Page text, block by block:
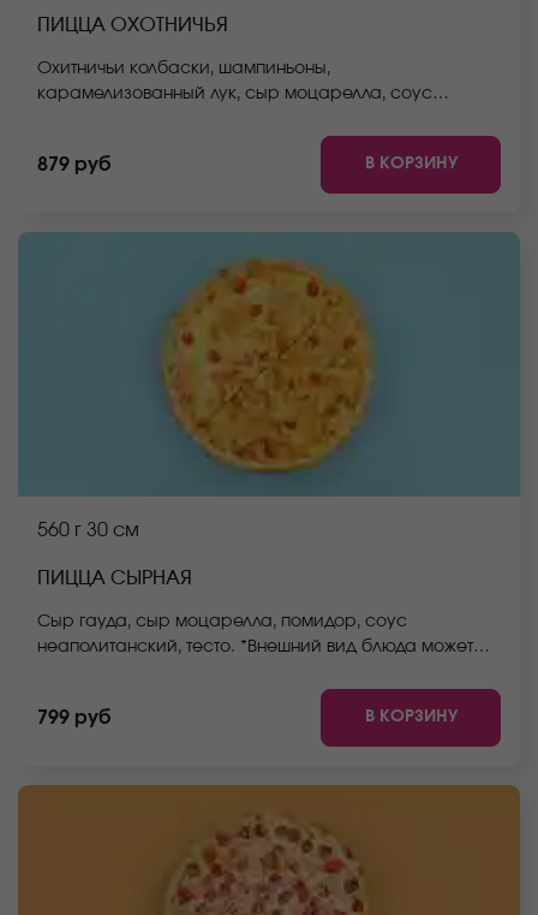
ПИЦЦА ОХОТНИЧЬЯ
Охитничьи колбаски, шампиньоны,
карамелизованный лук, сыр моцарелла, соус
блюда может отличаться от фото на сайте.
879 руб В КОРЗИНУ
560 г 30 см
ПИЦЦА СЫРНАЯ
Сыр гауда, сыр моцарелла, помидор, соус
неаполитанский, тесто. *Внешний вид блюда может
799 руб В КОРЗИНУ